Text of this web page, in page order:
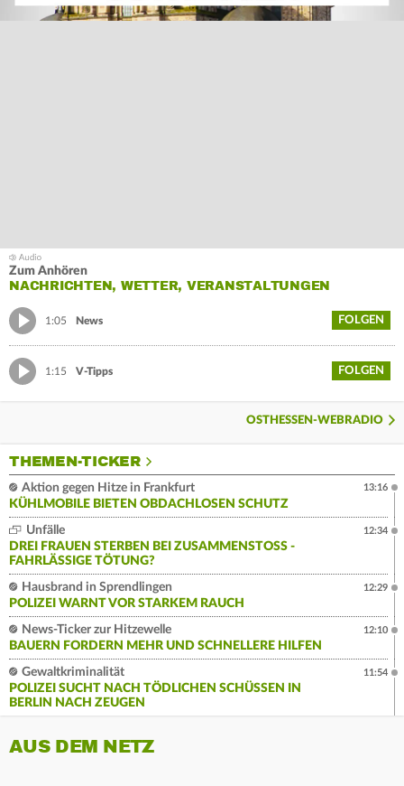
Zum Anhören
NACHRICHTEN, WETTER, VERANSTALTUNGEN
1:05 News FOLGEN
1:15 V-Tipps FOLGEN
OSTHESSEN-WEBRADIO
THEMEN-TICKER
Aktion gegen Hitze in Frankfurt
KÜHLMOBILE BIETEN OBDACHLOSEN SCHUTZ
13:16
Unfälle
DREI FRAUEN STERBEN BEI ZUSAMMENSTOSS - F
AHRLÄSSIGE TÖTUNG?
12:34
Hausbrand in Sprendlingen
POLIZEI WARNT VOR STARKEM RAUCH
12:29
News-Ticker zur Hitzewelle
BAUERN FORDERN MEHR UND SCHNELLERE HILFEN
12:10
Gewaltkriminalität
POLIZEI SUCHT NACH TÖDLICHEN SCHÜSSEN IN
BERLIN NACH ZEUGEN
11:54
AUS DEM NETZ